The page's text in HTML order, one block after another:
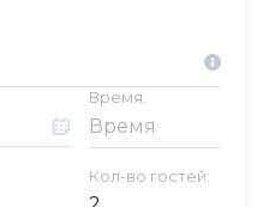
Время:
Кол-во гостей: